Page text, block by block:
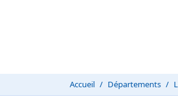
Accueil Départements